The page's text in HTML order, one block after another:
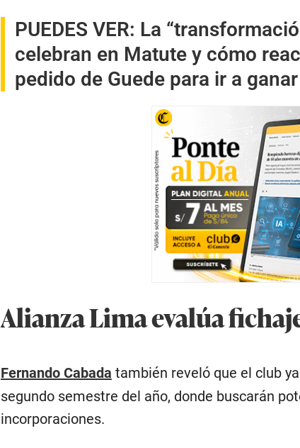
PUEDES VER: La
celebran en Matute y cómo
pedido de Guede para ir a
Alianza Lima evalúa
Fernando Cabada también reveló que el club
segundo semestre del año, donde buscarán
incorporaciones.